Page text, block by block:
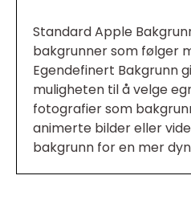
Standard Apple
bakgrunner som følger
Egendefinert Bakgrunn
muligheten til å velge
fotografier som
animerte bilder eller
bakgrunn for en mer